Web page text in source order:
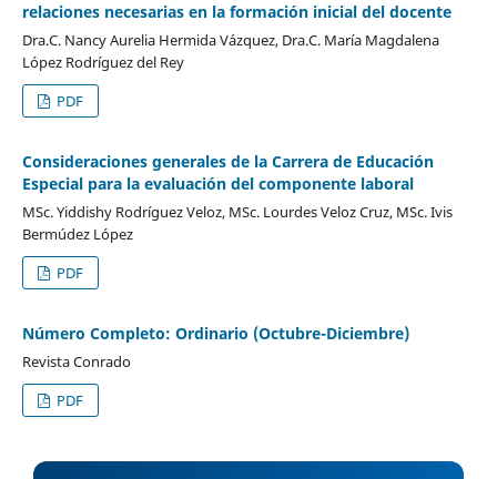
relaciones necesarias en la formación inicial del docente
Dra.C. Nancy Aurelia Hermida Vázquez, Dra.C. María Magdalena
López Rodríguez del Rey
PDF
Consideraciones generales de la Carrera de Educación
Especial para la evaluación del componente laboral
MSc. Yiddishy Rodríguez Veloz, MSc. Lourdes Veloz Cruz, MSc. Ivis
Bermúdez López
PDF
Número Completo: Ordinario (Octubre-Diciembre)
Revista Conrado
PDF